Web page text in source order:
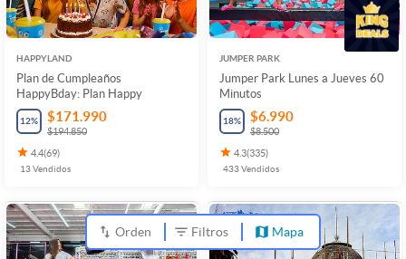
HAPPYLAND
Plan de Cumpleaños
HappyBday: Plan Happy
12% $171.990
$194.850
4.4(69)
13Vendidos
JUMPER PARK
Jumper Park Lunes a Jueves 60
Minutos
18% $6.990
$8.500
4.3(335)
433Vendidos
Orden Filtros Mapa